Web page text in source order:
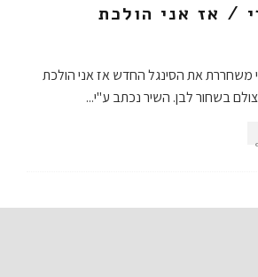
/ אז אני הולכת
משחררת את הסינגל החדש אז אני הולכת
בשחור לבן. השיר נכתב ע"י...